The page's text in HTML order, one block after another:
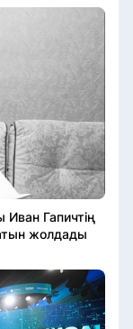
Гапичтің
жолдады